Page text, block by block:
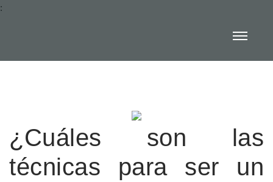
:
¿Cuáles son las
técnicas para ser un